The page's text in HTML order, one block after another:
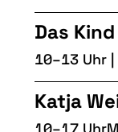
Das
10–13 Uhr
Katja